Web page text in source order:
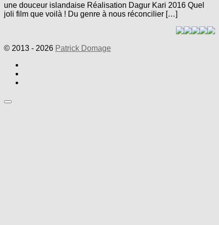
une douceur islandaise Réalisation Dagur Kari 2016 Quel
joli film que voilà ! Du genre à nous réconcilier […]
© 2013 - 2026 Patrick Domage